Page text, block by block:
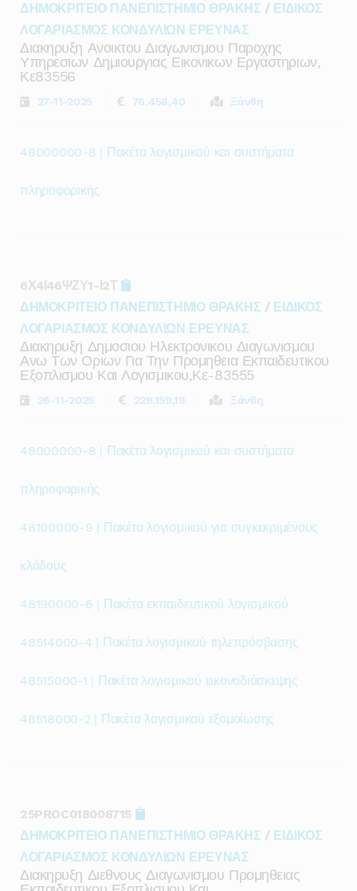
ΔΗΜΟΚΡΙΤΕΙΟ ΠΑΝΕΠΙΣΤΗΜΙΟ ΘΡΑΚΗΣ / ΕΙΔΙΚΟΣ
ΛΟΓΑΡΙΑΣΜΟΣ ΚΟΝΔΥΛΙΩΝ ΕΡΕΥΝΑΣ
Διακηρυξη Ανοικτου Διαγωνισμου Παροχης
Υπηρεσιων Δημιουργιας Εικονικων Εργαστηριων,
Κε83556
27-11-2025 76.458,40 Ξάνθη
48000000-8 | Πακέτα λογισμικού και συστήματα
πληροφορικής
6Χ4Ι46ΨΖΥ1-Ι2Τ
ΔΗΜΟΚΡΙΤΕΙΟ ΠΑΝΕΠΙΣΤΗΜΙΟ ΘΡΑΚΗΣ / ΕΙΔΙΚΟΣ
ΛΟΓΑΡΙΑΣΜΟΣ ΚΟΝΔΥΛΙΩΝ ΕΡΕΥΝΑΣ
Διακηρυξη Δημοσιου Ηλεκτρονικου Διαγωνισμου
Ανω Των Οριων Για Την Προμηθεια Εκπαιδευτικου
Εξοπλισμου Και Λογισμικου,κε-83555
26-11-2025 229.159,19 Ξάνθη
48000000-8 | Πακέτα λογισμικού και συστήματα
πληροφορικής
48100000-9 | Πακέτα λογισμικού για συγκεκριμένους
κλάδους
48190000-6 | Πακέτα εκπαιδευτικού λογισμικού
48514000-4 | Πακέτα λογισμικού τηλεπρόσβασης
48515000-1 | Πακέτα λογισμικού εικονοδιάσκεψης
48518000-2 | Πακέτα λογισμικού εξομοίωσης
25PROC018008715
ΔΗΜΟΚΡΙΤΕΙΟ ΠΑΝΕΠΙΣΤΗΜΙΟ ΘΡΑΚΗΣ / ΕΙΔΙΚΟΣ
ΛΟΓΑΡΙΑΣΜΟΣ ΚΟΝΔΥΛΙΩΝ ΕΡΕΥΝΑΣ
Διακηρυξη Διεθνους Διαγωνισμου Προμηθειας